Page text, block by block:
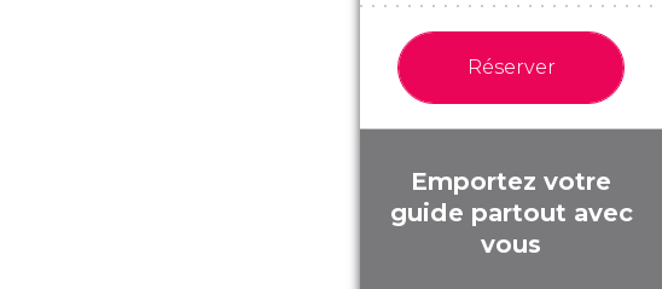
Réserver
Emportez votre
guide partout avec
vous